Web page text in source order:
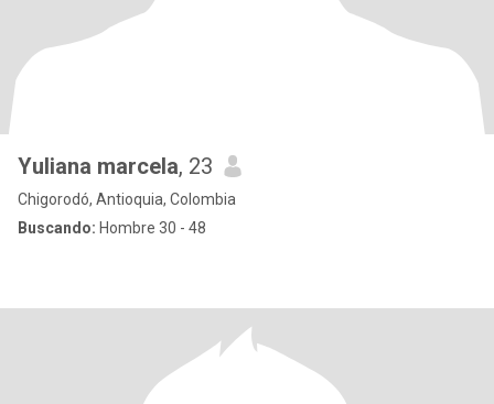
Yuliana marcela, 23
Chigorodó, Antioquia, Colombia
Buscando: Hombre 30 - 48